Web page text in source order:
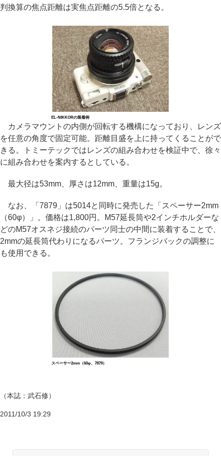
判換算の焦点距離は実焦点距離の5.5倍となる。
EL-NIKKORの装着例
カメラマウントの内側が回転する機構になっており、レンズ
を任意の角度で固定可能。距離目盛を上に持ってくることがで
きる。トミーテックではレンズの組み合わせを検証中で、徐々
に組み合わせを案内するとしている。
最大径は53mm、厚さは12mm、重量は15g。
なお、「7879」は5014と同時に発売した「スペーサー2mm
（60φ）」。価格は1,800円。M57延長筒や2インチホルダーな
どのM57オスネジ接続のパーツ同士の中間に装着することで、
2mmの延長筒代わりになるパーツ。フランジバックの調整に
も使用できる。
スペーサー2mm（60φ、7879）
（本誌：武石修）
2011/10/3 19:29